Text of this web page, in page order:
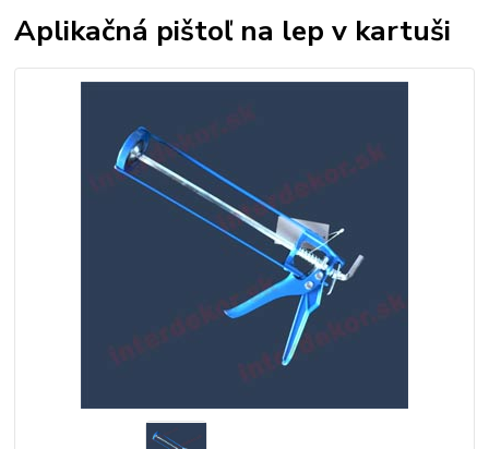
Aplikačná pištoľ na lep v kartuši